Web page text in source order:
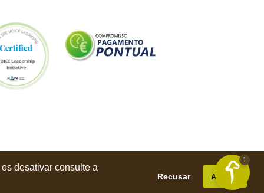
desativar consulte a
Recusar Aceitar
os direitos reservados / Desenvolvido por S4
1